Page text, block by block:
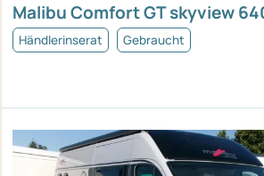
Malibu Comfort GT skyview
Händlerinserat Gebraucht